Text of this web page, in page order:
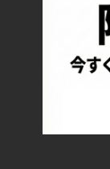
特定商取引法に
プライバシーポ
ロッカーズにつ